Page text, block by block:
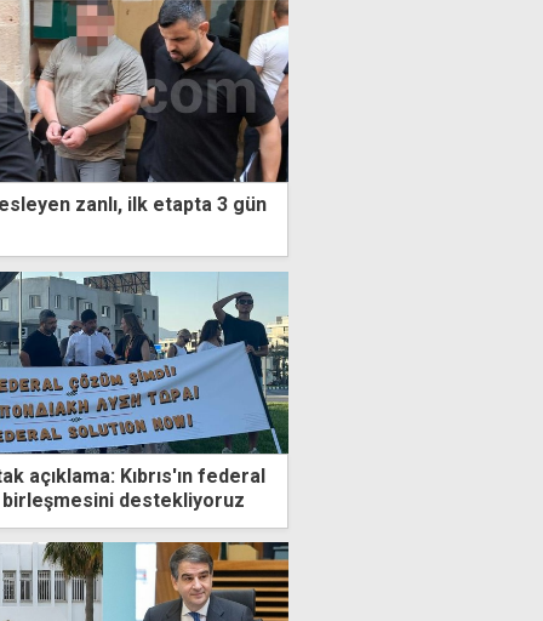
zanlı, ilk etapta 3 gün
açıklama: Kıbrıs'ın federal
birleşmesini destekliyoruz